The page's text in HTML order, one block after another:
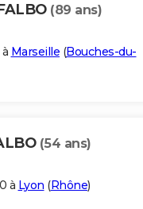
(89 ans)
Marseille (Bouches-du-
(54 ans)
à Lyon (Rhône)